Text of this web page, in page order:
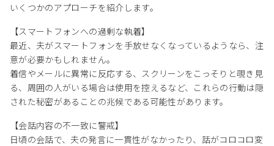
いくつかのアプローチを紹介します。
【スマートフォンへの過剰な執着】
最近、夫がスマートフォンを手放せなくなっているようなら、注
意が必要かもしれません。
着信やメールに異常に反応する、スクリーンをこっそりと覗き見
る、周囲の人がいる場合は使用を控えるなど、これらの行動は隠
された秘密があることの兆候である可能性があります。
【会話内容の不一致に警戒】
日頃の会話で、夫の発言に一貫性がなかったり、話がコロコロ変